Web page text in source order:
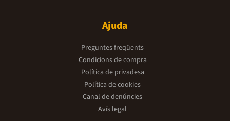
Ajuda
Preguntes freqüents
Condicions de compra
Política de privadesa
Política de cookies
Canal de denúncies
Avís legal